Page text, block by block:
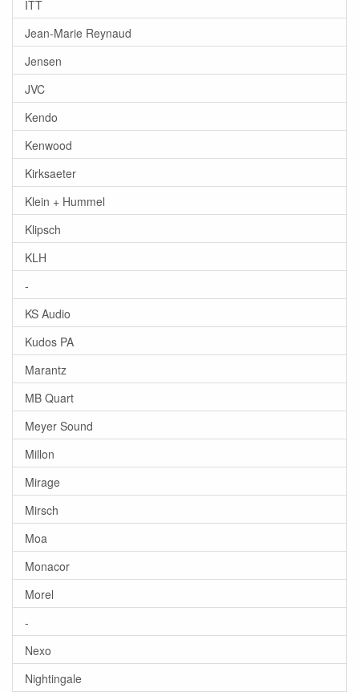
ITT
Jean-Marie Reynaud
Jensen
JVC
Kendo
Kenwood
Kirksaeter
Klein + Hummel
Klipsch
KLH
-
KS Audio
Kudos PA
Marantz
MB Quart
Meyer Sound
Millon
Mirage
Mirsch
Moa
Monacor
Morel
-
Nexo
Nightingale